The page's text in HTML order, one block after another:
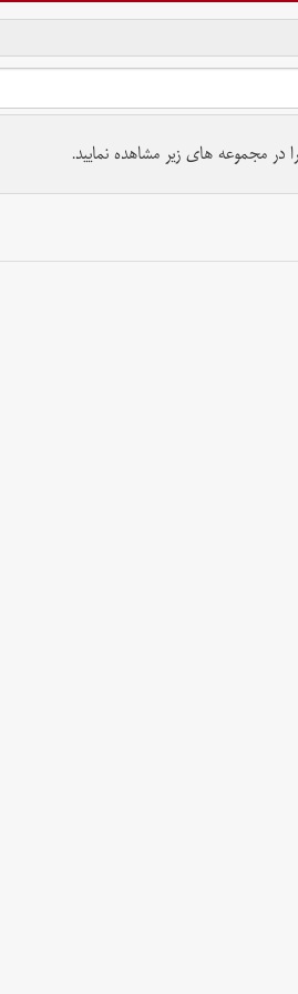
در مجموعه های زیر مشاهده نمایید.
کتابخانه و موزه ملی ملک محفوظ است.